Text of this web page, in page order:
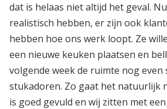
dat is helaas niet altijd het geval.
realistisch hebben, er zijn ook
hebben hoe ons werk loopt. Ze
een nieuwe keuken plaatsen en
volgende week de ruimte nog even
stukadoren. Zo gaat het natuurlijk
is goed gevuld en wij zitten met